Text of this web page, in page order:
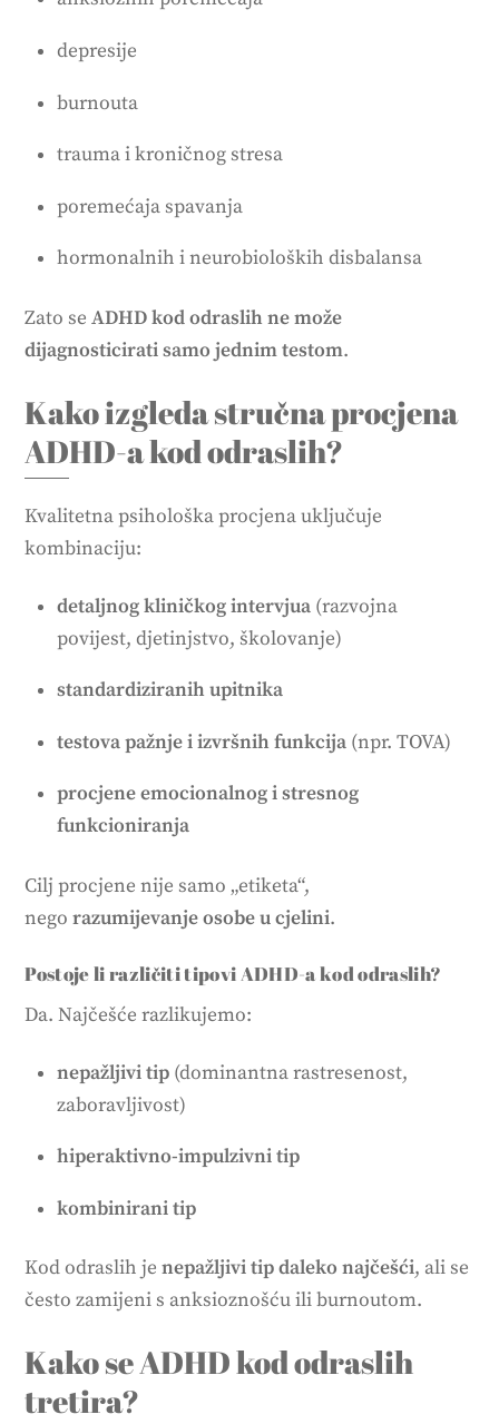
depresije
burnouta
trauma i kroničnog stresa
poremećaja spavanja
hormonalnih i neurobioloških disbalansa
Zato seADHD kod odraslih ne može
dijagnosticirati samo jednim testom.
Kako izgleda stručna procjena
ADHD-a kod odraslih?
Kvalitetna psihološka procjena uključuje
kombinaciju:
detaljnog kliničkog intervjua(razvojna
povijest, djetinjstvo, školovanje)
standardiziranih upitnika
testova pažnje i izvršnih funkcija(npr. TOVA)
procjene emocionalnog i stresnog
funkcioniranja
Cilj procjene nije samo „etiketa“,
negorazumijevanje osobe u cjelini.
Postoje li različiti tipovi ADHD-a kod odraslih?
Da. Najčešće razlikujemo:
nepažljivi tip(dominantna rastresenost,
zaboravljivost)
hiperaktivno-impulzivni tip
kombinirani tip
Kod odraslih jenepažljivi tip daleko najčešći, ali se
često zamijeni s anksioznošću ili burnoutom.
Kako se ADHD kod odraslih
tretira?